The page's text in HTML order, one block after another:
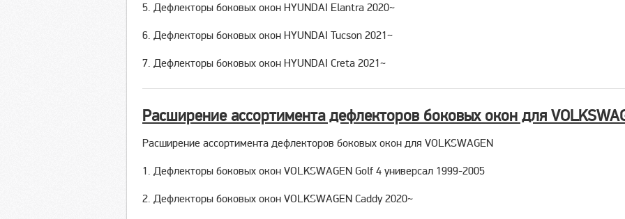
5. Дефлекторы боковых окон HYUNDAI Elantra 2020~
6. Дефлекторы боковых окон HYUNDAI Tucson 2021~
7. Дефлекторы боковых окон HYUNDAI Creta 2021~
Расширение ассортимента дефлекторов боковых окон для
Расширение ассортимента дефлекторов боковых окон для VOLKSWAGEN
1. Дефлекторы боковых окон VOLKSWAGEN Golf 4 универсал 1999-2005
2. Дефлекторы боковых окон VOLKSWAGEN Caddy 2020~